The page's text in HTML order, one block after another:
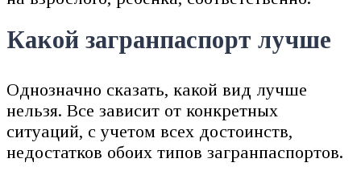
Какой загранпаспорт лучше
Однозначно сказать, какой вид лучше
нельзя. Все зависит от конкретных
ситуаций, с учетом всех достоинств,
недостатков обоих типов загранпаспортов.